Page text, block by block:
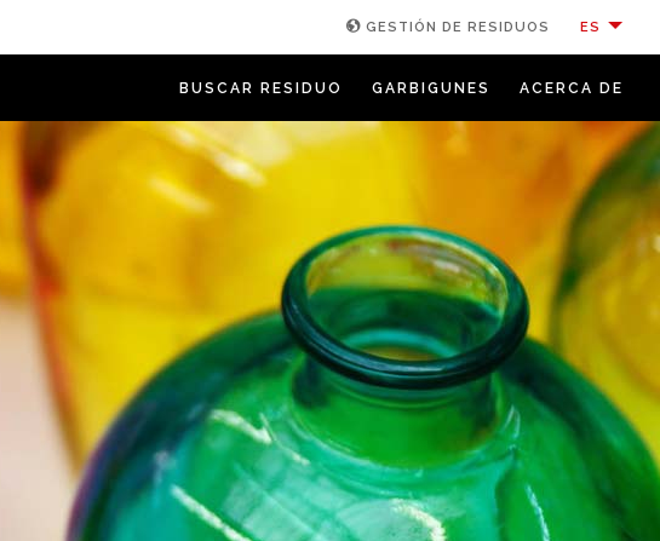
GESTIÓN DE RESIDUOS ES
BUSCAR RESIDUO GARBIGUNES ACERCA DE